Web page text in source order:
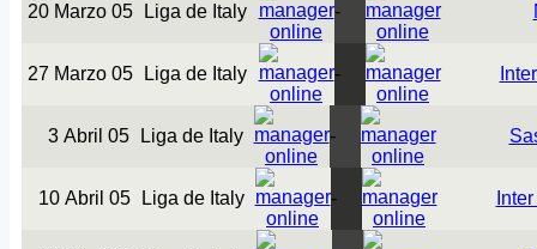
20 Marzo 05 Liga de Italy -
27 Marzo 05 Liga de Italy -
3 Abril 05 Liga de Italy -
10 Abril 05 Liga de Italy -